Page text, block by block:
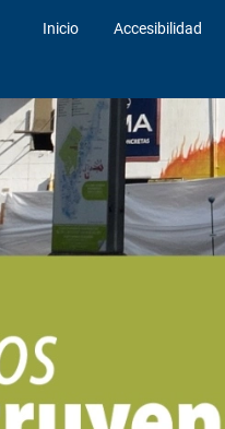
Inicio Accesibilidad